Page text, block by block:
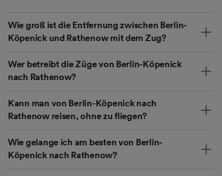
Wie groß ist die Entfernung zwischen Berlin-
Köpenick und Rathenow mit dem Zug?
Wer betreibt die Züge von Berlin-Köpenick
nach Rathenow?
Kann man von Berlin-Köpenick nach
Rathenow reisen, ohne zu fliegen?
Wie gelange ich am besten von Berlin-
Köpenick nach Rathenow?